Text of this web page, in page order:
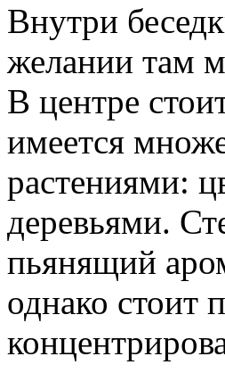
Внутри
желании там
В центре
имеется
растениями:
деревьями.
пьянящий
однако стоит